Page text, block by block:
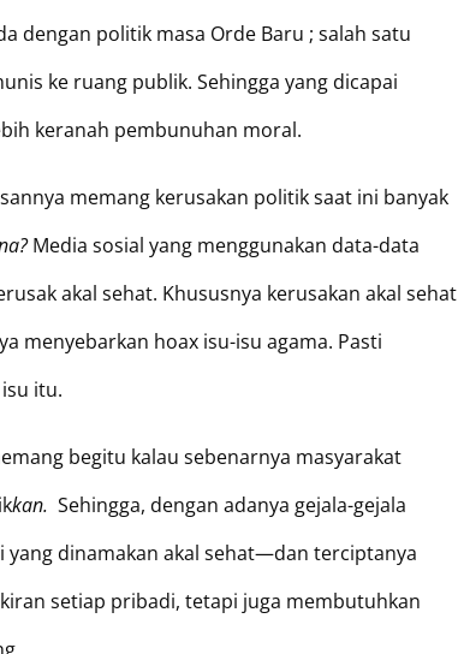
dengan politik masa Orde Baru ; salah satu
ke ruang publik. Sehingga yang dicapai
keranah pembunuhan moral.
memang kerusakan politik saat ini banyak
Media sosial yang menggunakan data-data
akal sehat. Khususnya kerusakan akal sehat
menyebarkan hoax isu-isu agama. Pasti
itu.
begitu kalau sebenarnya masyarakat
kan. Sehingga, dengan adanya gejala-gejala
dinamakan akal sehat—dan terciptanya
setiap pribadi, tetapi juga membutuhkan